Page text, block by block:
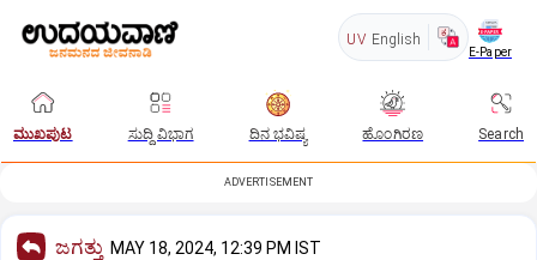
UV English
E-Paper
ಮುಖಪುಟ ಸುದ್ದಿ ವಿಭಾಗ ದಿನ ಭವಿಷ್ಯ ಹೊಂಗಿರಣ Search
ADVERTISEMENT
ಜಗತ್ತು MAY 18, 2024, 12:39 PM IST